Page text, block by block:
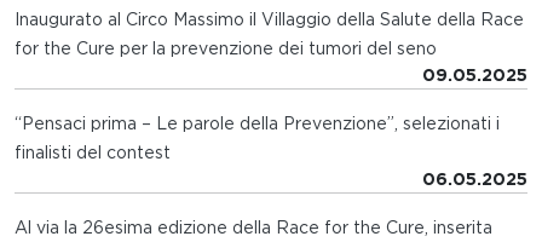
Inaugurato al Circo Massimo il Villaggio della Salute della Race
for the Cure per la prevenzione dei tumori del seno
09.05.2025
“Pensaci prima – Le parole della Prevenzione”, selezionati i
finalisti del contest
06.05.2025
Al via la 26esima edizione della Race for the Cure, inserita